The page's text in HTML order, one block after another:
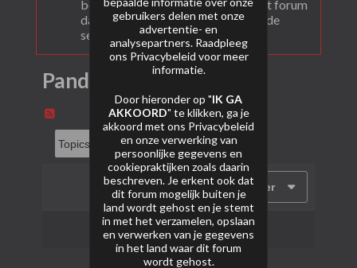
berichten te bekijken, selecteer het forum
dat je wil bezoeken uit onderstaande
selectie.
Panda Feuerwerk (DE)
Filter
Geen onderwerpen gevonden.
gebruikers delen met onze
advertentie- en
analysepartners. Raadpleeg
ons Privacybeleid voor meer
informatie.
Door hieronder op "IK GA
AKKOORD" te klikken, ga je
akkoord met ons Privacybeleid
en onze verwerking van
persoonlijke gegevens en
cookiepraktijken zoals daarin
beschreven. Je erkent ook dat
dit forum mogelijk buiten je
land wordt gehost en je stemt
in met het verzamelen, opslaan
en verwerken van je gegevens
in het land waar dit forum
wordt gehost.